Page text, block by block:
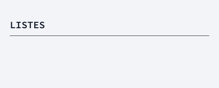
LISTES